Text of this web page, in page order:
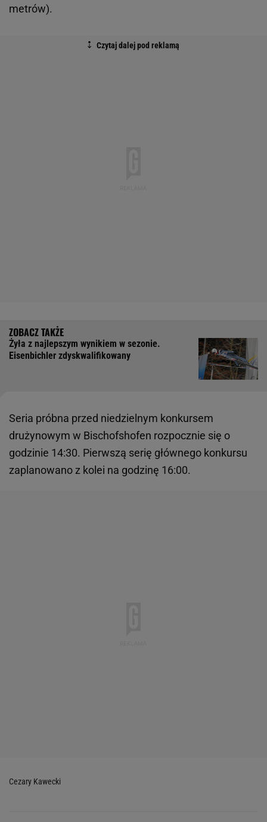
metrów).
Żyła z najlepszym wynikiem w sezonie.
Eisenbichler zdyskwalifikowany
Seria próbna przed niedzielnym konkursem
drużynowym w Bischofshofen rozpocznie się o
godzinie 14:30. Pierwszą serię głównego konkursu
zaplanowano z kolei na godzinę 16:00.
Cezary Kawecki